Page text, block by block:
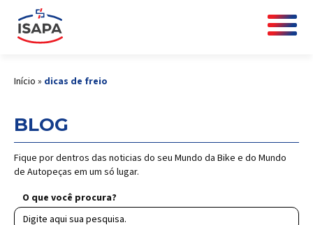
Início » dicas de freio
BLOG
Fique por dentros das noticias do seu Mundo da Bike e do Mundo
de Autopeças em um só lugar.
O que você procura?